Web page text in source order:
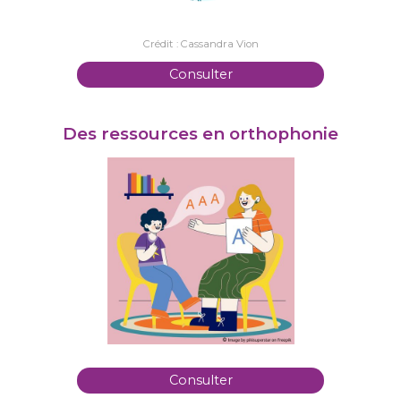
Crédit : Cassandra Vion
Consulter
Des ressources en orthophonie
Consulter